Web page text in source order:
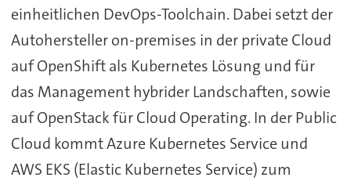
einheitlichen DevOps-Toolchain. Dabei setzt der
Autohersteller on-premises in der private Cloud
auf OpenShift als Kubernetes Lösung und für
das Management hybrider Landschaften, sowie
auf OpenStack für Cloud Operating. In der Public
Cloud kommt Azure Kubernetes Service und
AWS EKS (Elastic Kubernetes Service) zum